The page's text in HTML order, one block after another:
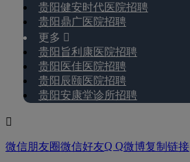
贵阳健安时代医院招聘
贵阳鼎广医院招聘
更多 
贵阳旨利康医院招聘
贵阳医佳医院招聘
贵阳辰颐医院招聘
贵阳安康堂诊所招聘

微信朋友圈微信好友Q Q微博复制链接